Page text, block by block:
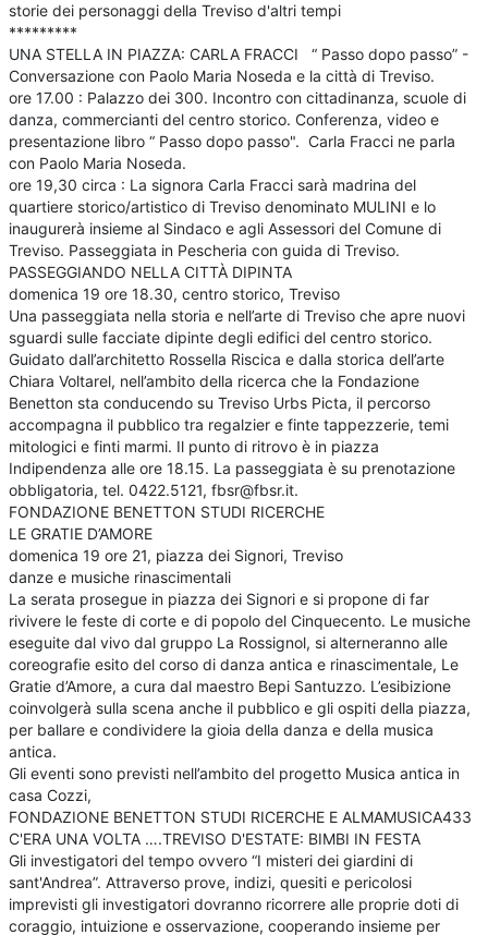
storie dei personaggi della Treviso d'altri tempi
*********
UNA STELLA IN PIAZZA: CARLA FRACCI “ Passo dopo passo” -
Conversazione con Paolo Maria Noseda e la città di Treviso.
ore 17.00 : Palazzo dei 300. Incontro con cittadinanza, scuole di
danza, commercianti del centro storico. Conferenza, video e
presentazione libro “ Passo dopo passo". Carla Fracci ne parla
con Paolo Maria Noseda.
ore 19,30 circa : La signora Carla Fracci sarà madrina del
quartiere storico/artistico di Treviso denominato MULINI e lo
inaugurerà insieme al Sindaco e agli Assessori del Comune di
Treviso. Passeggiata in Pescheria con guida di Treviso.
PASSEGGIANDO NELLA CITTÀ DIPINTA
domenica 19 ore 18.30, centro storico, Treviso
Una passeggiata nella storia e nell’arte di Treviso che apre nuovi
sguardi sulle facciate dipinte degli edifici del centro storico.
Guidato dall’architetto Rossella Riscica e dalla storica dell’arte
Chiara Voltarel, nell’ambito della ricerca che la Fondazione
Benetton sta conducendo su Treviso Urbs Picta, il percorso
accompagna il pubblico tra regalzier e finte tappezzerie, temi
mitologici e finti marmi. Il punto di ritrovo è in piazza
Indipendenza alle ore 18.15. La passeggiata è su prenotazione
obbligatoria, tel. 0422.5121, fbsr@fbsr.it.
FONDAZIONE BENETTON STUDI RICERCHE
LE GRATIE D’AMORE
domenica 19 ore 21, piazza dei Signori, Treviso
danze e musiche rinascimentali
La serata prosegue in piazza dei Signori e si propone di far
rivivere le feste di corte e di popolo del Cinquecento. Le musiche
eseguite dal vivo dal gruppo La Rossignol, si alterneranno alle
coreografie esito del corso di danza antica e rinascimentale, Le
Gratie d’Amore, a cura dal maestro Bepi Santuzzo. L’esibizione
coinvolgerà sulla scena anche il pubblico e gli ospiti della piazza,
per ballare e condividere la gioia della danza e della musica
antica.
Gli eventi sono previsti nell’ambito del progetto Musica antica in
casa Cozzi,
FONDAZIONE BENETTON STUDI RICERCHE E ALMAMUSICA433
C'ERA UNA VOLTA ….TREVISO D'ESTATE: BIMBI IN FESTA
Gli investigatori del tempo ovvero “I misteri dei giardini di
sant'Andrea”. Attraverso prove, indizi, quesiti e pericolosi
imprevisti gli investigatori dovranno ricorrere alle proprie doti di
coraggio, intuizione e osservazione, cooperando insieme per